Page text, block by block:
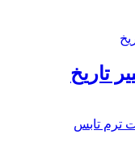
تاریخ